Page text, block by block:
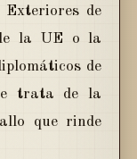
de
la UE o la
de
trata de la
que rinde